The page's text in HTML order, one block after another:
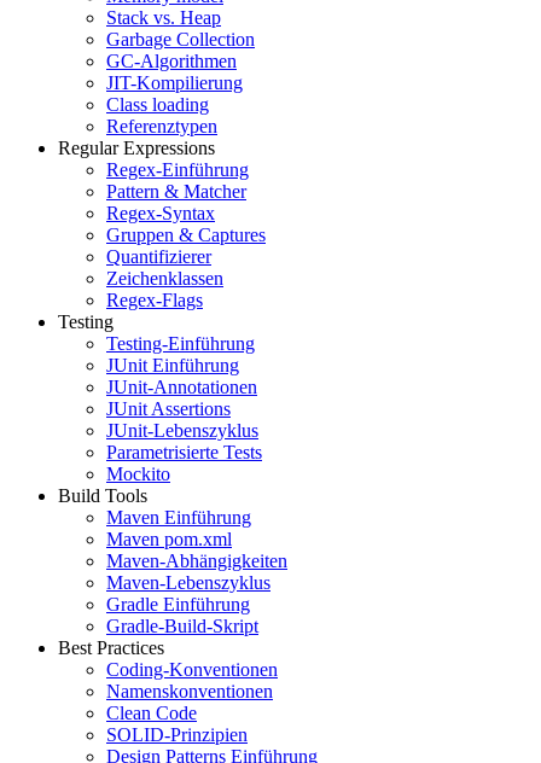
Stack vs. Heap
Garbage Collection
GC-Algorithmen
JIT-Kompilierung
Class loading
Referenztypen
Regular Expressions
Regex-Einführung
Pattern & Matcher
Regex-Syntax
Gruppen & Captures
Quantifizierer
Zeichenklassen
Regex-Flags
Testing
Testing-Einführung
JUnit Einführung
JUnit-Annotationen
JUnit Assertions
JUnit-Lebenszyklus
Parametrisierte Tests
Mockito
Build Tools
Maven Einführung
Maven pom.xml
Maven-Abhängigkeiten
Maven-Lebenszyklus
Gradle Einführung
Gradle-Build-Skript
Best Practices
Coding-Konventionen
Namenskonventionen
Clean Code
SOLID-Prinzipien
Design Patterns Einführung